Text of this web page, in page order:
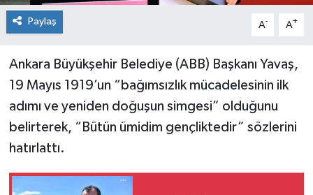
Paylaş A- A+
Ankara Büyükşehir Belediye (ABB) Başkanı Yavaş,
19 Mayıs 1919’un “bağımsızlık mücadelesinin ilk
adımı ve yeniden doğuşun simgesi” olduğunu
belirterek, “Bütün ümidim gençliktedir” sözlerini
hatırlattı.